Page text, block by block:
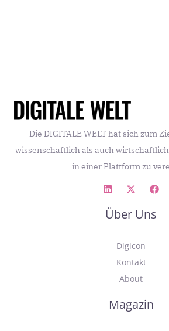
Die DIGITALE WELT hat sich zum
wissenschaftlich als auch
in einer Plattform zu
Über Uns
Digicon
Kontakt
About
Magazin